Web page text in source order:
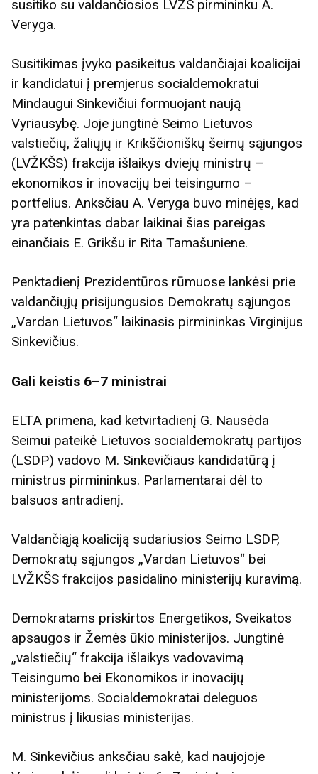
susitiko su valdančiosios LVŽS pirmininku A.
Veryga.
Susitikimas įvyko pasikeitus valdančiajai koalicijai
ir kandidatui į premjerus socialdemokratui
Mindaugui Sinkevičiui formuojant naują
Vyriausybę. Joje jungtinė Seimo Lietuvos
valstiečių, žaliųjų ir Krikščioniškų šeimų sąjungos
(LVŽKŠS) frakcija išlaikys dviejų ministrų –
ekonomikos ir inovacijų bei teisingumo –
portfelius. Anksčiau A. Veryga buvo minėjęs, kad
yra patenkintas dabar laikinai šias pareigas
einančiais E. Grikšu ir Rita Tamašuniene.
Penktadienį Prezidentūros rūmuose lankėsi prie
valdančiųjų prisijungusios Demokratų sąjungos
„Vardan Lietuvos“ laikinasis pirmininkas Virginijus
Sinkevičius.
Gali keistis 6–7 ministrai
ELTA primena, kad ketvirtadienį G. Nausėda
Seimui pateikė Lietuvos socialdemokratų partijos
(LSDP) vadovo M. Sinkevičiaus kandidatūrą į
ministrus pirmininkus. Parlamentarai dėl to
balsuos antradienį.
Valdančiąją koaliciją sudariusios Seimo LSDP,
Demokratų sąjungos „Vardan Lietuvos“ bei
LVŽKŠS frakcijos pasidalino ministerijų kuravimą.
Demokratams priskirtos Energetikos, Sveikatos
apsaugos ir Žemės ūkio ministerijos. Jungtinė
„valstiečių“ frakcija išlaikys vadovavimą
Teisingumo bei Ekonomikos ir inovacijų
ministerijoms. Socialdemokratai deleguos
ministrus į likusias ministerijas.
M. Sinkevičius anksčiau sakė, kad naujojoje